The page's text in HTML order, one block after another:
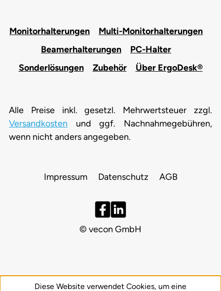
Monitorhalterungen
Multi-Monitorhalterungen
Beamerhalterungen
PC-Halter
Sonderlösungen
Zubehör Über ErgoDesk®
Alle Preise inkl. gesetzl. Mehrwertsteuer zzgl.
Versandkosten und ggf. Nachnahmegebühren,
wenn nicht anders angegeben.
Impressum Datenschutz AGB
© vecon GmbH
Diese Website verwendet Cookies, um eine